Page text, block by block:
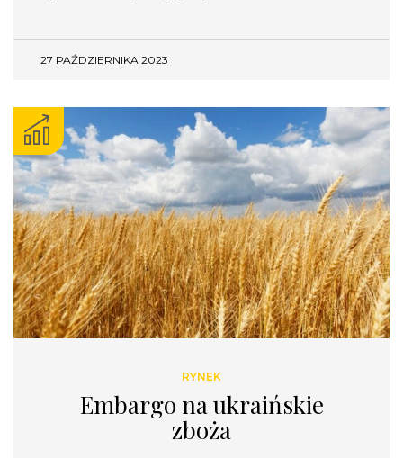
27 PAŹDZIERNIKA 2023
RYNEK
Embargo na ukraińskie
zboża